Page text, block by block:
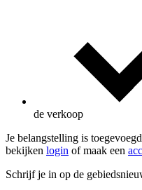
de verkoop
Je belangstelling is
bekijken login of maak een
Schrijf je in op de